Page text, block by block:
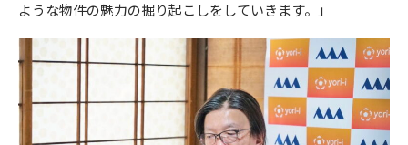
ような物件の魅力の掘り起こしをしていきます。」